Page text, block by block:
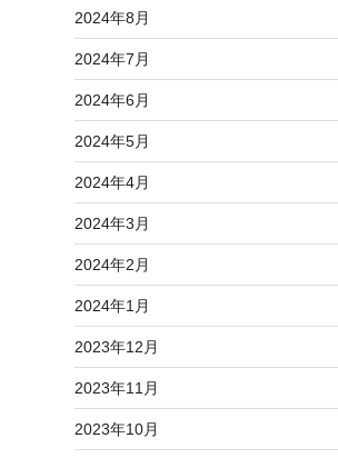
2024年8月
2024年7月
2024年6月
2024年5月
2024年4月
2024年3月
2024年2月
2024年1月
2023年12月
2023年11月
2023年10月